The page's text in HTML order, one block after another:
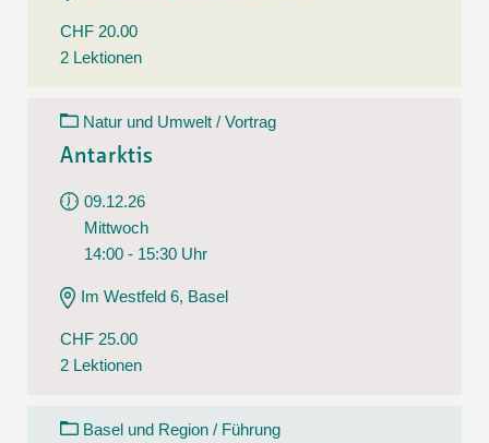
CHF 20.00
2 Lektionen
Natur und Umwelt / Vortrag
Antarktis
09.12.26
Mittwoch
14:00 - 15:30 Uhr
Im Westfeld 6, Basel
CHF 25.00
2 Lektionen
Basel und Region / Führung